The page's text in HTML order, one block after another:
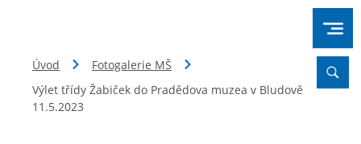
Úvod
Fotogalerie MŠ
Výlet třídy Žabiček do Pradědova muzea v Bludově
11.5.2023